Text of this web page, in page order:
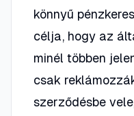
könnyű
célja, hogy az
minél többen
csak
szerződésbe